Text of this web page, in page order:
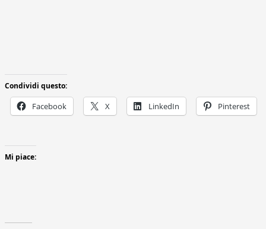
Condividi questo:
Facebook X LinkedIn Pinterest
Mi piace: